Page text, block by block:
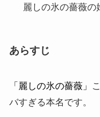
麗しの氷の薔薇の
あらすじ
「麗しの氷の薔薇」
バすぎる本名です。